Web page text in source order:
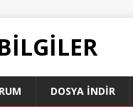
DOSYA İNDIR